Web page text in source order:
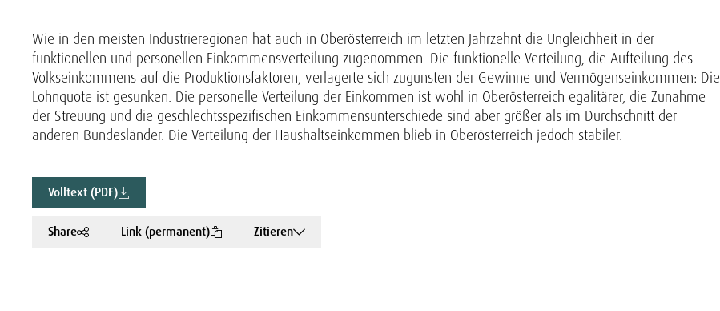
Wie in den meisten Industrieregionen hat auch in Oberösterreich im letzten Jahrzehnt die Ungleichheit in der
funktionellen und personellen Einkommensverteilung zugenommen. Die funktionelle Verteilung, die Aufteilung des
Volkseinkommens auf die Produktionsfaktoren, verlagerte sich zugunsten der Gewinne und Vermögenseinkommen: Die
Lohnquote ist gesunken. Die personelle Verteilung der Einkommen ist wohl in Oberösterreich egalitärer, die Zunahme
der Streuung und die geschlechtsspezifischen Einkommensunterschiede sind aber größer als im Durchschnitt der
anderen Bundesländer. Die Verteilung der Haushaltseinkommen blieb in Oberösterreich jedoch stabiler.
Volltext (PDF)
Share Link (permanent) Zitieren